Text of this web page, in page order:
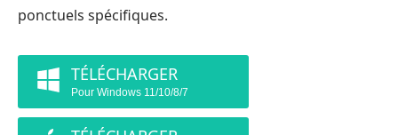
ponctuels spécifiques.
TÉLÉCHARGER
Pour Windows 11/10/8/7